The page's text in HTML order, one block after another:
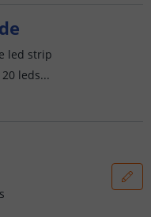
led strip
leds...